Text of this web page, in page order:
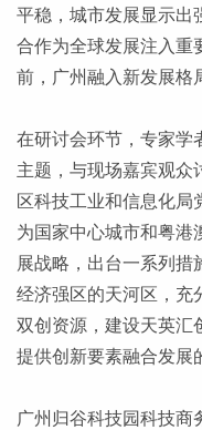
平稳，城市发展显示出
合作为全球发展注入重
前，广州融入新发展格
在研讨会环节，专家学
主题，与现场嘉宾观众
区科技工业和信息化局
为国家中心城市和粤港
展战略，出台一系列措
经济强区的天河区，充
双创资源，建设天英汇
提供创新要素融合发展
广州归谷科技园科技商